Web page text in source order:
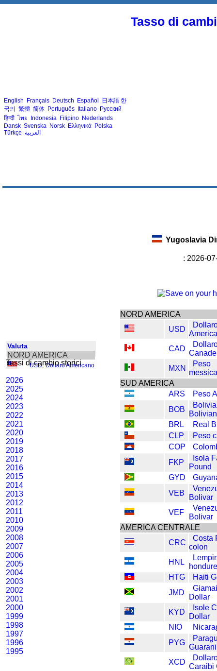
Tasso di
English Français Deutsch Español 日本語 한
국의 繁體 简体 Português Italiano Русский
हिन्दी ไทย Indonesia Filipino Nederlands
Dansk Svenska Norsk Ελληνικά Polska
Türkçe العربية
Valuta
NORD AMERICA
USD, Dollaro Americano
Tassi di cambio storici
2026
2025
2024
2023
2022
2021
2020
2019
2018
2017
2016
2015
2014
2013
2012
2011
2010
2009
2008
2007
2006
2005
2004
2003
2002
2001
2000
1999
1998
1997
1996
1995
Yugoslavia
: 2026-
NORD AMERICA
USD
CAD
MXN
Peso
SUD AMERICA
ARS
Peso
BOB
Bolivia
BRL
Real
CLP
Peso
COP
FKP
Isola
Pound
GYD
VEB
Bolivar
VEF
Bolivar
AMERICA CENTRALE
CRC
Costa
colon
HNL
HTG
Haiti
JMD
Dollar
KYD
Isole
Dollar
NIO
PYG
Guarani
XCD
Caraibi